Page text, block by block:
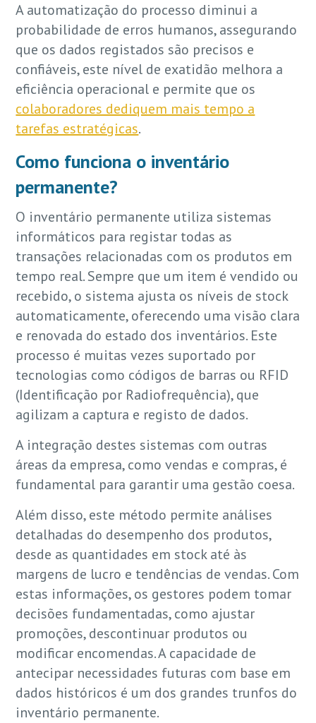
A automatização do processo diminui a
probabilidade de erros humanos, assegurando
que os dados registados são precisos e
confiáveis, este nível de exatidão melhora a
eficiência operacional e permite que os
colaboradores dediquem mais tempo a
tarefas estratégicas.
Como funciona o inventário
permanente?
O inventário permanente utiliza sistemas
informáticos para registar todas as
transações relacionadas com os produtos em
tempo real. Sempre que um item é vendido ou
recebido, o sistema ajusta os níveis de stock
automaticamente, oferecendo uma visão clara
e renovada do estado dos inventários. Este
processo é muitas vezes suportado por
tecnologias como códigos de barras ou RFID
(Identificação por Radiofrequência), que
agilizam a captura e registo de dados.
A integração destes sistemas com outras
áreas da empresa, como vendas e compras, é
fundamental para garantir uma gestão coesa.
Além disso, este método permite análises
detalhadas do desempenho dos produtos,
desde as quantidades em stock até às
margens de lucro e tendências de vendas. Com
estas informações, os gestores podem tomar
decisões fundamentadas, como ajustar
promoções, descontinuar produtos ou
modificar encomendas. A capacidade de
antecipar necessidades futuras com base em
dados históricos é um dos grandes trunfos do
inventário permanente.